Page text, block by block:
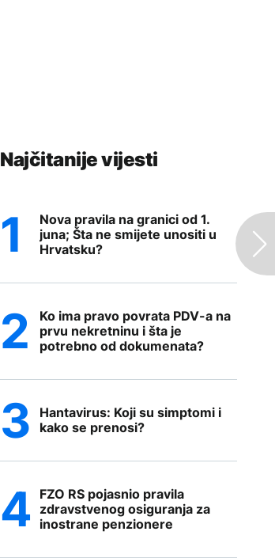
Najčitanije vijesti
Nova pravila na granici od 1.
juna; Šta ne smijete unositi u
Hrvatsku?
Ko ima pravo povrata PDV-a na
prvu nekretninu i šta je
potrebno od dokumenata?
Hantavirus: Koji su simptomi i
kako se prenosi?
FZO RS pojasnio pravila
zdravstvenog osiguranja za
inostrane penzionere